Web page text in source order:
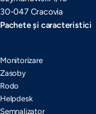
30-047 Cracovia
Pachete și caracteristici
Monitorizare
Zasoby
Rodo
Helpdesk
Semnalizator